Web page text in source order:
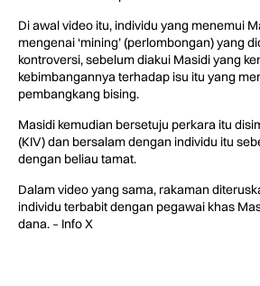
Di awal video itu, individu yang menemui
mengenai ‘mining’ (perlombongan) yang
kontroversi, sebelum diakui Masidi yang
kebimbangannya terhadap isu itu yang
pembangkang bising.
Masidi kemudian bersetuju perkara itu
(KIV) dan bersalam dengan individu itu
dengan beliau tamat.
Dalam video yang sama, rakaman
individu terbabit dengan pegawai khas
dana. – Info X